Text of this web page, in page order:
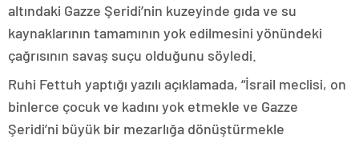
altındaki Gazze Şeridi’nin kuzeyinde gıda ve su
kaynaklarının tamamının yok edilmesini yönündeki
çağrısının savaş suçu olduğunu söyledi.
Ruhi Fettuh yaptığı yazılı açıklamada, “İsrail meclisi, on
binlerce çocuk ve kadını yok etmekle ve Gazze
Şeridi’ni büyük bir mezarlığa dönüştürmekle